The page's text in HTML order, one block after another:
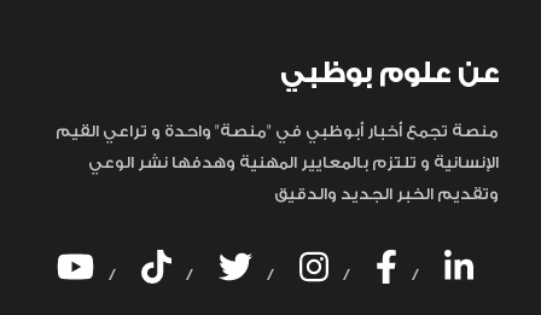
عن علوم بوظبي
منصة تجمع أخبار أبوظبي في "منصة" واحدة و تراعي القيم
الإنسانية و تلتزم بالمعايير المهنية وهدفها نشر الوعي
وتقديم الخبر الجديد والدقيق
/ / / / /